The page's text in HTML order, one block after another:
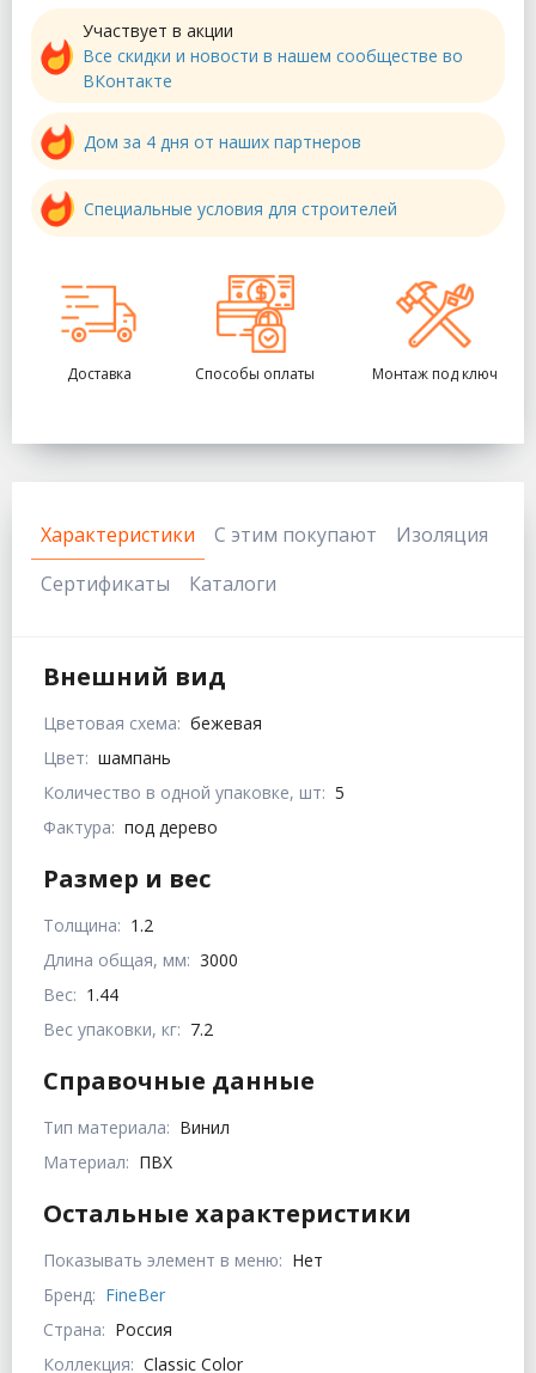
Участвует в акции
Все скидки и новости в нашем сообществе во
ВКонтакте
Дом за 4 дня от наших партнеров
Специальные условия для строителей
Доставка Способы оплаты Монтаж под ключ
Характеристики С этим покупают
Изоляция
Сертификаты
Каталоги
Внешний вид
Цветовая схема: бежевая
Цвет: шампань
Количество в одной упаковке, шт: 5
Фактура: под дерево
Размер и вес
Толщина: 1.2
Длина общая, мм: 3000
Вес: 1.44
Вес упаковки, кг: 7.2
Справочные данные
Тип материала: Винил
Материал: ПВХ
Остальные характеристики
Показывать элемент в меню: Нет
Бренд: FineBer
Страна: Россия
Коллекция: Classic Color